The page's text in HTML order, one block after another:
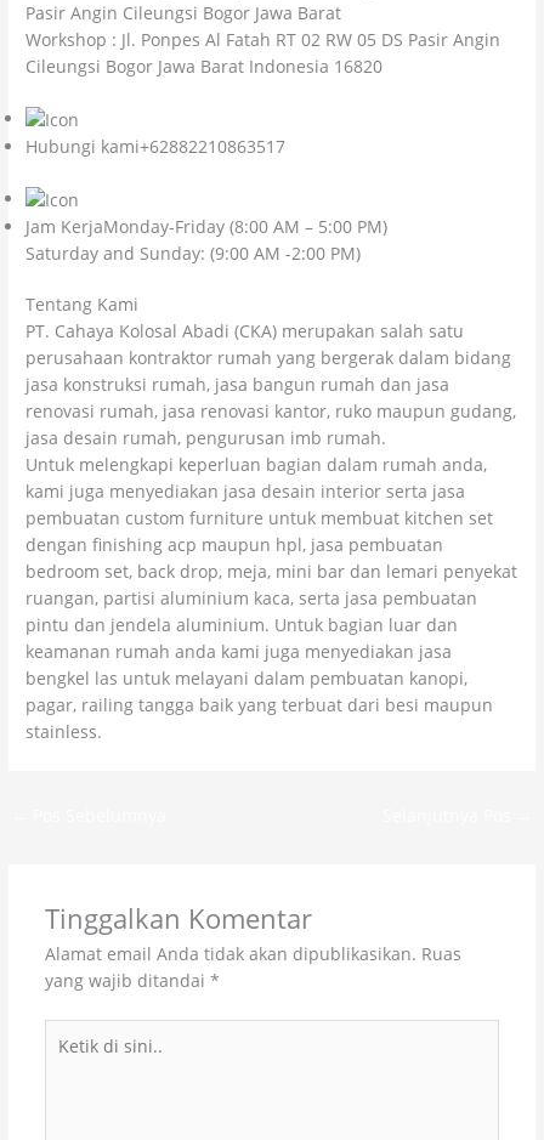
Pasir Angin Cileungsi Bogor Jawa Barat
Workshop : Jl. Ponpes Al Fatah RT 02 RW 05 DS Pasir Angin
Cileungsi Bogor Jawa Barat Indonesia 16820
Hubungi kami+62882210863517
Jam KerjaMonday-Friday (8:00 AM – 5:00 PM)
Saturday and Sunday: (9:00 AM -2:00 PM)
Tentang Kami
PT. Cahaya Kolosal Abadi (CKA) merupakan salah satu
perusahaan kontraktor rumah yang bergerak dalam bidang
jasa konstruksi rumah, jasa bangun rumah dan jasa
renovasi rumah, jasa renovasi kantor, ruko maupun gudang,
jasa desain rumah, pengurusan imb rumah.
Untuk melengkapi keperluan bagian dalam rumah anda,
kami juga menyediakan jasa desain interior serta jasa
pembuatan custom furniture untuk membuat kitchen set
dengan finishing acp maupun hpl, jasa pembuatan
bedroom set, back drop, meja, mini bar dan lemari penyekat
ruangan, partisi aluminium kaca, serta jasa pembuatan
pintu dan jendela aluminium. Untuk bagian luar dan
keamanan rumah anda kami juga menyediakan jasa
bengkel las untuk melayani dalam pembuatan kanopi,
pagar, railing tangga baik yang terbuat dari besi maupun
stainless.
Tinggalkan Komentar
Alamat email Anda tidak akan dipublikasikan. Ruas
yang wajib ditandai *